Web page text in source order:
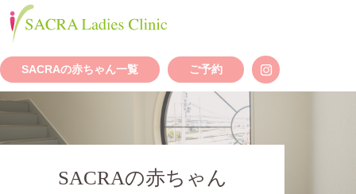
SACRAの赤ちゃん一覧 ご予約
SACRAの赤ちゃん